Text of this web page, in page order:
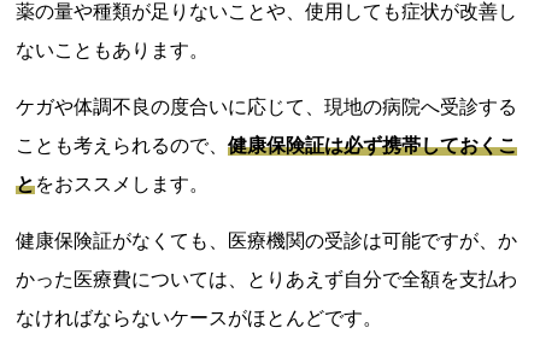
薬の量や種類が足りないことや、使用しても症状が改善し
ないこともあります。
ケガや体調不良の度合いに応じて、現地の病院へ受診する
ことも考えられるので、健康保険証は必ず携帯しておくこ
とをおススメします。
健康保険証がなくても、医療機関の受診は可能ですが、か
かった医療費については、とりあえず自分で全額を支払わ
なければならないケースがほとんどです。